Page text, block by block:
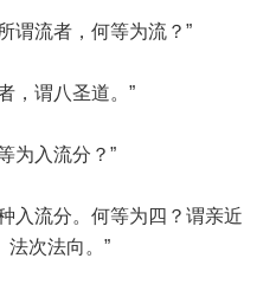
谓流者，何等为流？”
，谓八圣道。”
为入流分？”
入流分。何等为四？谓亲近
法次法向。”